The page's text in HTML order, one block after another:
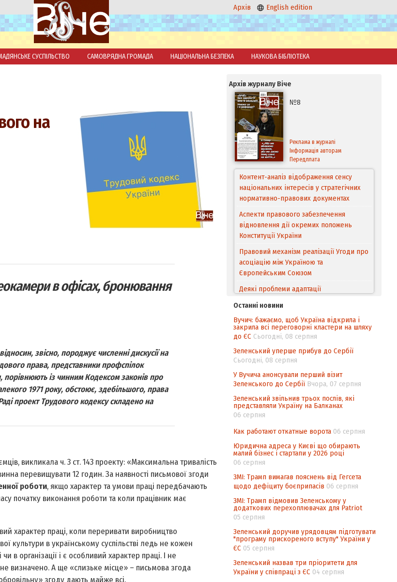
Архів English edition
СУСПІЛЬСТВО САМОВРЯДНА ГРОМАДА НАЦІОНАЛЬНА БЕЗПЕКА НАУКОВА БІБЛІОТЕКА
на
в офісах, бронювання
звісно, породжує численні дискусії на
права, представники профспілок
порівнюють із чинним Кодексом законів про
1971 року, обстоює, здебільшого, права
проект Трудового кодексу складено на
викликала ч. 3 ст. 143 проекту: «Максимальна тривалість
перевищувати 12 годин. За наявності письмової згоди
роботи, якщо характер та умови праці передбачають
початку виконання роботи та коли працівник має
характер праці, коли переривати виробництво
культури в українському суспільстві ледь не кожен
організації і є особливий характер праці. І не
визначено. А ще «слизьке місце» – письмова згода
згоду дають майже всі.
Архів журналу Віче
№8
Реклама в журналі
Інформація авторам
Передплата
Контент-аналіз відображення сенсу
національних інтересів у стратегічних
нормативно-правових документах
Аспекти правового забезпечення
відновлення дії окремих положень
Конституції України
Правовий механізм реалізації Угоди про
асоціацію між Україною та
Європейським Cоюзом
Деякі проблеми адаптації
походження товарів відповідно до
Угоди про торговельні аспекти прав
інтелектуальної власності (TRIPS) у
контексті євроінтеграції
Аналіз виборчого законодавства щодо
підрахунку голосів виборців
Інформаційна безпека суспільства
Останні новини
Вучич: бажаємо, щоб Україна відкрила і
закрила всі переговорні кластери на шляху
до ЄС Сьогодні, 08 серпня
Зеленський уперше прибув до Сербії
Сьогодні, 08 серпня
У Вучича анонсували перший візит
Зеленського до Сербії Вчора, 07 серпня
Зеленський звільнив трьох послів, які
представляли Україну на Балканах
06 серпня
Как работают откатные ворота 06 серпня
Юридична адреса у Києві що обирають
малий бізнес і стартапи у 2026 році
06 серпня
ЗМІ: Трамп вимагав пояснень від Гегсета
щодо дефіциту боєприпасів 06 серпня
ЗМІ: Трамп відмовив Зеленському у
додаткових перехоплювачах для Patriot
05 серпня
Зеленський доручив урядовцям підготувати
"програму прискореного вступу" України у
ЄС 05 серпня
Зеленський назвав три пріоритети для
України у співпраці з ЄС 04 серпня